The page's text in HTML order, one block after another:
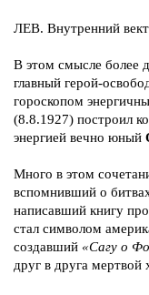
ЛЕВ. Внутренний
В этом смысле более
главный герой-
гороскопом
(8.8.1927) построил
энергией вечно юный
Много в этом
вспомнивший о
написавший книгу
стал символом
создавший «Сагу о
друг в друга мертвой